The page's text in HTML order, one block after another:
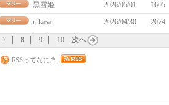
黒雪姫 2026/05/01
1605
rukasa 2026/04/30 2074
7 8 9 10 次へ
RSSってなに？